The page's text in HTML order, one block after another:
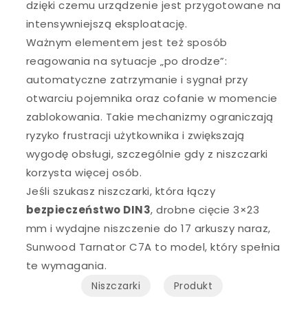
dzięki czemu urządzenie jest przygotowane na
intensywniejszą eksploatację.
Ważnym elementem jest też sposób
reagowania na sytuacje „po drodze”:
automatyczne zatrzymanie i sygnał przy
otwarciu pojemnika oraz cofanie w momencie
zablokowania. Takie mechanizmy ograniczają
ryzyko frustracji użytkownika i zwiększają
wygodę obsługi, szczególnie gdy z niszczarki
korzysta więcej osób.
Jeśli szukasz niszczarki, która łączy
bezpieczeństwo DIN3, drobne cięcie 3×23
mm i wydajne niszczenie do 17 arkuszy naraz,
Sunwood Tarnator C7A to model, który spełnia
te wymagania.
Niszczarki Produkt